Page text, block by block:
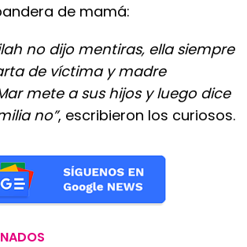
de mamá:
no dijo mentiras, ella siempre
de víctima y madre
mete a sus hijos y luego dice
no”, escribieron los curiosos.